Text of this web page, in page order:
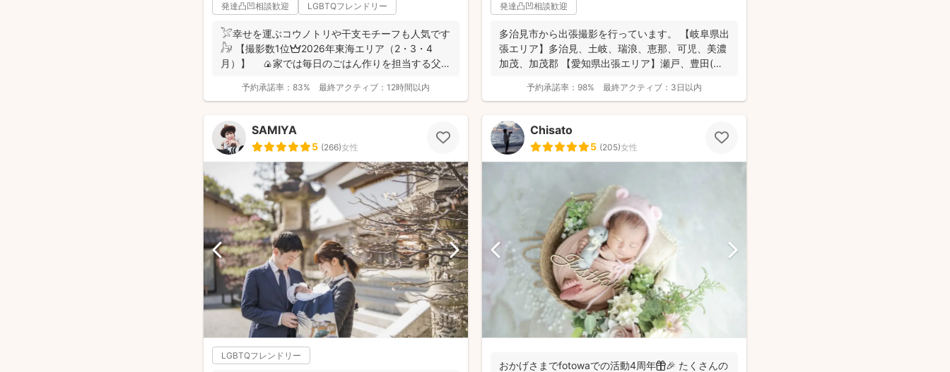
発達凸凹相談歓迎 LGBTQフレンドリー
𓅯幸せを運ぶコウノトリや干支モチーフも人気です
𓃗 【撮影数1位👑2026年東海エリア（2・3・4
月）】 🍙家では毎日のごはん作りを担当する父で
予約承諾率： 83% 最終アクティブ： 12時間以内
発達凸凹相談歓迎
多治見市から出張撮影を行っています。 【岐阜県出
張エリア】多治見、土岐、瑞浪、恵那、可児、美濃
加茂、加茂郡 【愛知県出張エリア】瀬戸、豊田(北
予約承諾率： 98% 最終アクティブ： 3日以内
SAMIYA
5 (266)女性
LGBTQフレンドリー
Chisato
5 (205)女性
おかげさまでfotowaでの活動4周年🎁🎉 たくさんの